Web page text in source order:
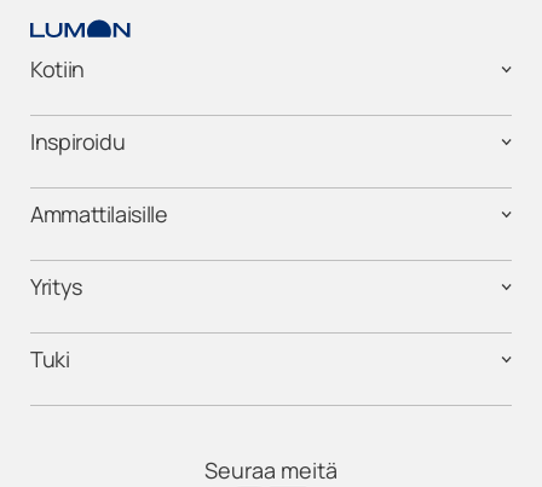
Kotiin
Inspiroidu
Ammattilaisille
Yritys
Tuki
Seuraa meitä